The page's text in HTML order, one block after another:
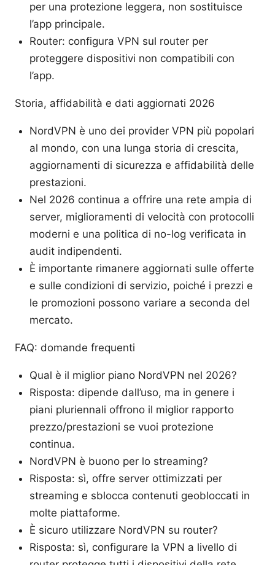
per una protezione leggera, non sostituisce
l’app principale.
Router: configura VPN sul router per
proteggere dispositivi non compatibili con
l’app.
Storia, affidabilità e dati aggiornati 2026
NordVPN è uno dei provider VPN più popolari
al mondo, con una lunga storia di crescita,
aggiornamenti di sicurezza e affidabilità delle
prestazioni.
Nel 2026 continua a offrire una rete ampia di
server, miglioramenti di velocità con protocolli
moderni e una politica di no-log verificata in
audit indipendenti.
È importante rimanere aggiornati sulle offerte
e sulle condizioni di servizio, poiché i prezzi e
le promozioni possono variare a seconda del
mercato.
FAQ: domande frequenti
Qual è il miglior piano NordVPN nel 2026?
Risposta: dipende dall’uso, ma in genere i
piani pluriennali offrono il miglior rapporto
prezzo/prestazioni se vuoi protezione
continua.
NordVPN è buono per lo streaming?
Risposta: sì, offre server ottimizzati per
streaming e sblocca contenuti geobloccati in
molte piattaforme.
È sicuro utilizzare NordVPN su router?
Risposta: sì, configurare la VPN a livello di